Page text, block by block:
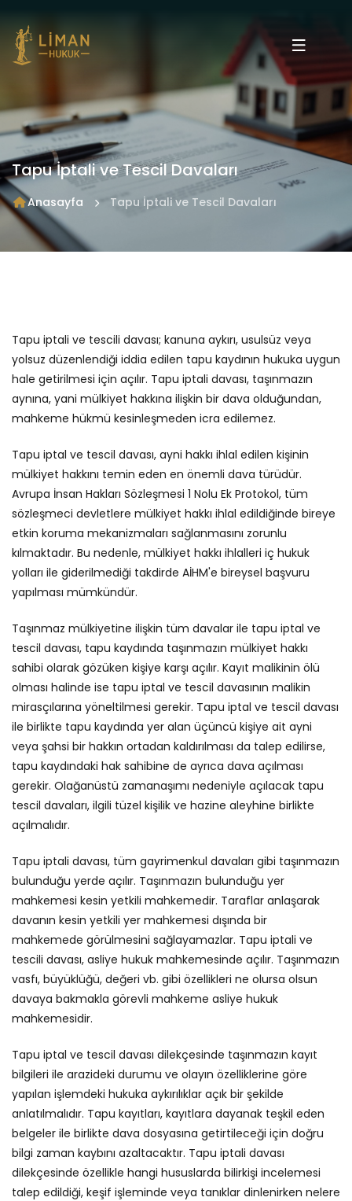
Tapu İptali ve Tescil Davaları
Anasayfa Tapu İptali ve Tescil Davaları
Tapu iptali ve tescili davası; kanuna aykırı, usulsüz veya
yolsuz düzenlendiği iddia edilen tapu kaydının hukuka uygun
hale getirilmesi için açılır. Tapu iptali davası, taşınmazın
aynına, yani mülkiyet hakkına ilişkin bir dava olduğundan,
mahkeme hükmü kesinleşmeden icra edilemez.
Tapu iptal ve tescil davası, ayni hakkı ihlal edilen kişinin
mülkiyet hakkını temin eden en önemli dava türüdür.
Avrupa İnsan Hakları Sözleşmesi 1 Nolu Ek Protokol, tüm
sözleşmeci devletlere mülkiyet hakkı ihlal edildiğinde bireye
etkin koruma mekanizmaları sağlanmasını zorunlu
kılmaktadır. Bu nedenle, mülkiyet hakkı ihlalleri iç hukuk
yolları ile giderilmediği takdirde AİHM'e bireysel başvuru
yapılması mümkündür.
Taşınmaz mülkiyetine ilişkin tüm davalar ile tapu iptal ve
tescil davası, tapu kaydında taşınmazın mülkiyet hakkı
sahibi olarak gözüken kişiye karşı açılır. Kayıt malikinin ölü
olması halinde ise tapu iptal ve tescil davasının malikin
mirasçılarına yöneltilmesi gerekir. Tapu iptal ve tescil davası
ile birlikte tapu kaydında yer alan üçüncü kişiye ait ayni
veya şahsi bir hakkın ortadan kaldırılması da talep edilirse,
tapu kaydındaki hak sahibine de ayrıca dava açılması
gerekir. Olağanüstü zamanaşımı nedeniyle açılacak tapu
tescil davaları, ilgili tüzel kişilik ve hazine aleyhine birlikte
açılmalıdır.
Tapu iptali davası, tüm gayrimenkul davaları gibi taşınmazın
bulunduğu yerde açılır. Taşınmazın bulunduğu yer
mahkemesi kesin yetkili mahkemedir. Taraflar anlaşarak
davanın kesin yetkili yer mahkemesi dışında bir
mahkemede görülmesini sağlayamazlar. Tapu iptali ve
tescili davası, asliye hukuk mahkemesinde açılır. Taşınmazın
vasfı, büyüklüğü, değeri vb. gibi özellikleri ne olursa olsun
davaya bakmakla görevli mahkeme asliye hukuk
mahkemesidir.
Tapu iptal ve tescil davası dilekçesinde taşınmazın kayıt
bilgileri ile arazideki durumu ve olayın özelliklerine göre
yapılan işlemdeki hukuka aykırılıklar açık bir şekilde
anlatılmalıdır. Tapu kayıtları, kayıtlara dayanak teşkil eden
belgeler ile birlikte dava dosyasına getirtileceği için doğru
bilgi zaman kaybını azaltacaktır. Tapu iptali davası
dilekçesinde özellikle hangi hususlarda bilirkişi incelemesi
talep edildiği, keşif işleminde veya tanıklar dinlenirken nelere